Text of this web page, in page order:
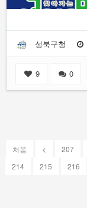
성북구청
9 0
처음 < 207
214
215 216